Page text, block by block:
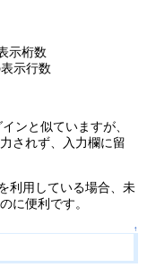
示桁数
示行数
ンと似ていますが、
されず、入力欄に留
利用している場合、未
に便利です。
↑